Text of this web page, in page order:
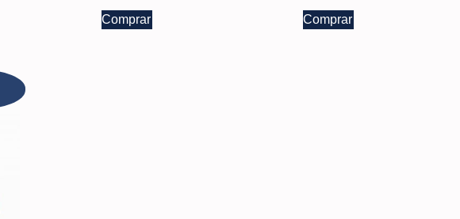
Comprar Comprar